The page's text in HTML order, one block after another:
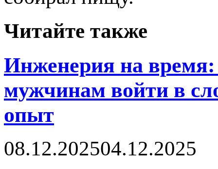
Читайте также
Инженерия на время:
мужчинам войти в
опыт
08.12.202504.12.2025